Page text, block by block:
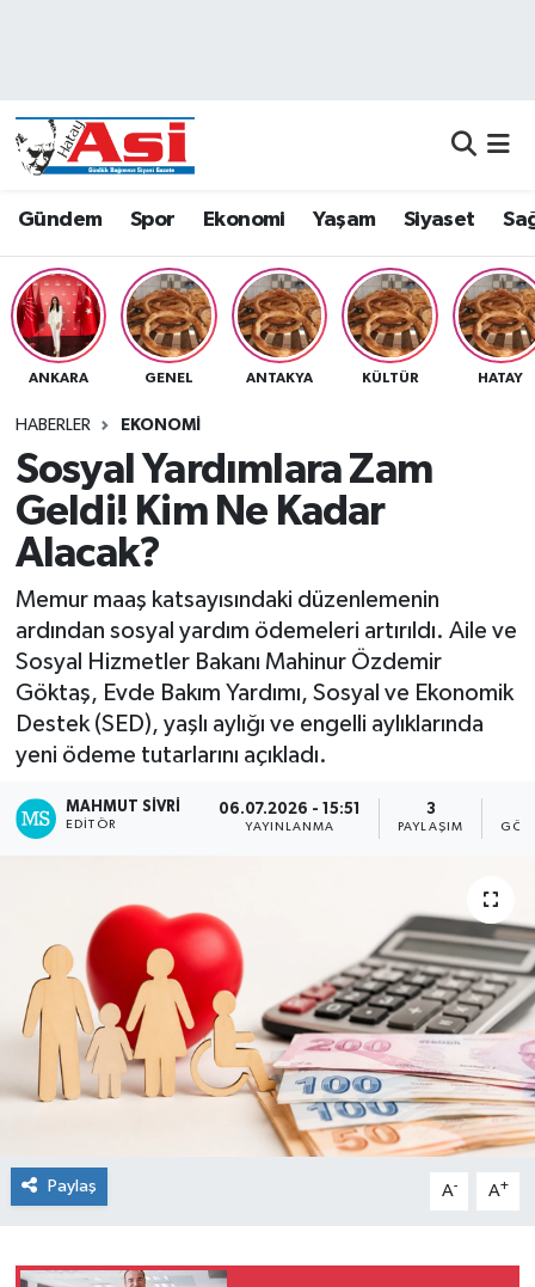
Gündem Spor Ekonomi Yaşam Siyaset
ANKARA GENEL ANTAKYA KÜLTÜR HATAY
HABERLER EKONOMI
Sosyal Yardımlara Zam
Geldi! Kim Ne Kadar
Alacak?
Memur maaş katsayısındaki düzenlemenin
ardından sosyal yardım ödemeleri artırıldı. Aile ve
Sosyal Hizmetler Bakanı Mahinur Özdemir
Göktaş, Evde Bakım Yardımı, Sosyal ve Ekonomik
Destek (SED), yaşlı aylığı ve engelli aylıklarında
yeni ödeme tutarlarını açıkladı.
MAHMUT SIVRI
EDITÖR
06.07.2026 - 15:51
YAYINLANMA
3
PAYLAŞIM
Paylaş A- A+
Dünya
Eğitim
Ekonomi
Gündem
Sağlık
Siyaset
Teknoloji
Yaşam
Hava Durumu
Namaz Vakitleri
Trafik Durumu
Süper Lig Puan Durumu ve Fikstür
Son Dakika Haberleri
Haber Arşivi